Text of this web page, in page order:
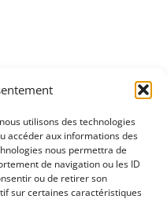
utilisons des technologies
accéder aux informations des
nous permettra de
de navigation ou les ID
ou de retirer son
sur certaines caractéristiques
53 53